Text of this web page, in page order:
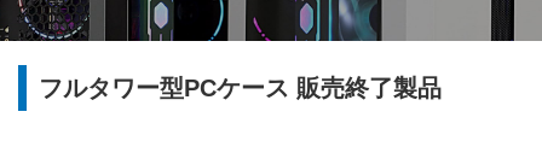
フルタワー型PCケース 販売終了製品